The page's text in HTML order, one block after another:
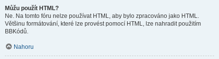
Můžu použít HTML?
Ne. Na tomto fóru nelze používat HTML, aby bylo zpracováno jako HTML.
Většinu formátování, které lze provést pomocí HTML, lze nahradit použitím
BBKódů.
Nahoru